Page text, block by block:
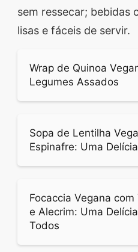
sem ressecar; bebidas
lisas e fáceis de servir.
Wrap de Quinoa
Legumes Assados
Sopa de Lentilha
Espinafre: Uma
Focaccia Vegana com
e Alecrim: Uma
Todos